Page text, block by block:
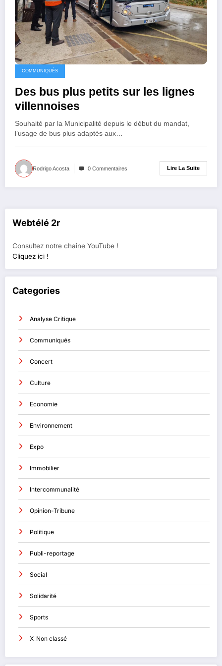
COMMUNIQUÉS
Des bus plus petits sur les lignes
villennoises
Souhaité par la Municipalité depuis le début du mandat,
l’usage de bus plus adaptés aux…
Rodrigo Acosta 0 Commentaires Lire La Suite
Webtélé 2r
Consultez notre chaine YouTube !
Cliquez ici !
Categories
Analyse Critique
Communiqués
Concert
Culture
Economie
Environnement
Expo
Immobilier
Intercommunalité
Opinion-Tribune
Politique
Publi-reportage
Social
Solidarité
Sports
X_Non classé